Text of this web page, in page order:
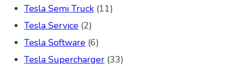
Tesla Semi Truck (11)
Tesla Service (2)
Tesla Software (6)
Tesla Supercharger (33)